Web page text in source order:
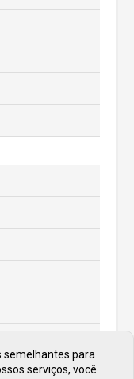
semelhantes para
serviços, você